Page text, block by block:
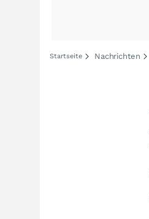
Startseite Nachrichten